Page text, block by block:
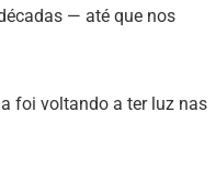
— até que nos
foi voltando a ter luz nas